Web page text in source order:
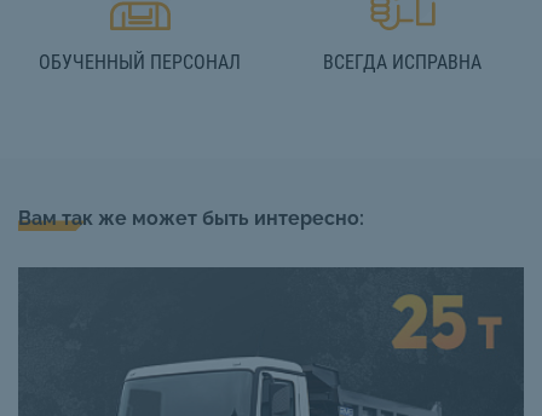
ОБУЧЕННЫЙ ПЕРСОНАЛ ВСЕГДА ИСПРАВНА
Вам так же может быть интересно: